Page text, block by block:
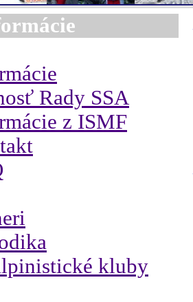
Rady SSA
z ISMF
kluby